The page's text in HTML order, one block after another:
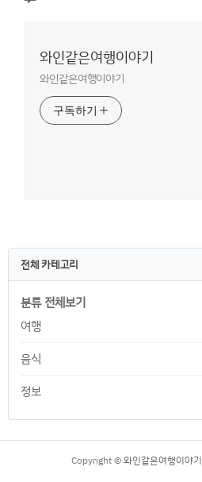
와인같은여행이야기
와인같은여행이야기
구독하기
전체 카테고리
분류 전체보기
여행
음식
정보
Copyright ©와인같은여행이야기